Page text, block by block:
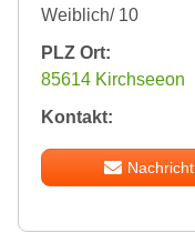
Weiblich/ 10
PLZ Ort:
85614 Kirchseeon
Kontakt:
Nachricht